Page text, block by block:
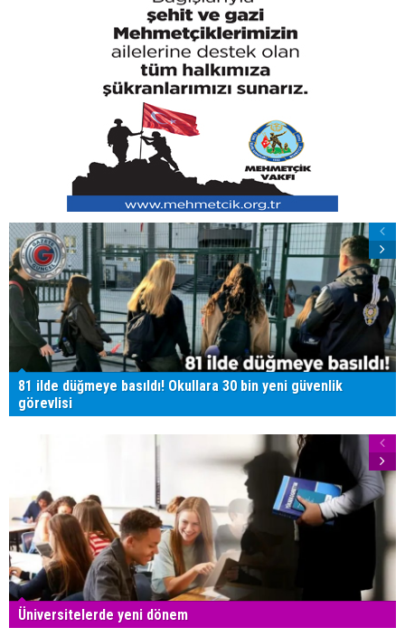
81 ilde düğmeye basıldı! Okullara 30 bin yeni güvenlik
görevlisi
Üniversitelerde yeni dönem